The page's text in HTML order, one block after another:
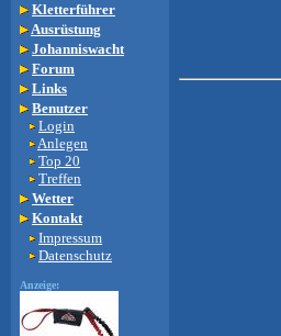
Kletterführer
Ausrüstung
Johanniswacht
Forum
Links
Benutzer
Login
Anlegen
Top 20
Treffen
Wetter
Kontakt
Impressum
Datenschutz
Anzeige: